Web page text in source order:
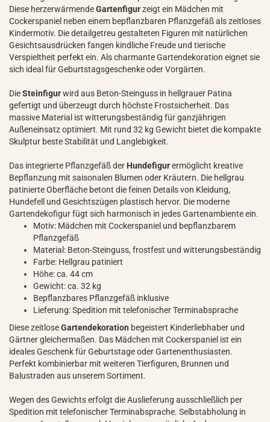
Diese herzerwärmendeGartenfigurzeigt ein Mädchen mit
Cockerspaniel neben einem bepflanzbaren Pflanzgefäß als zeitloses
Kindermotiv. Die detailgetreu gestalteten Figuren mit natürlichen
Gesichtsausdrücken fangen kindliche Freude und tierische
Verspieltheit perfekt ein. Als charmante Gartendekoration eignet sie
sich ideal für Geburtstagsgeschenke oder Vorgärten.
DieSteinfigurwird aus Beton-Steinguss in hellgrauer Patina
gefertigt und überzeugt durch höchste Frostsicherheit. Das
massive Material ist witterungsbeständig für ganzjährigen
Außeneinsatz optimiert. Mit rund 32 kg Gewicht bietet die kompakte
Skulptur beste Stabilität und Langlebigkeit.
Das integrierte Pflanzgefäß der Hundefigurermöglicht kreative
Bepflanzung mit saisonalen Blumen oder Kräutern. Die hellgrau
patinierte Oberfläche betont die feinen Details von Kleidung,
Hundefell und Gesichtszügen plastisch hervor. Die moderne
Gartendekofigur fügt sich harmonisch in jedes Gartenambiente ein.
Motiv: Mädchen mit Cockerspaniel und bepflanzbarem
Pflanzgefäß
Material: Beton-Steinguss, frostfest und witterungsbeständig
Farbe: Hellgrau patiniert
Höhe: ca. 44 cm
Gewicht: ca. 32 kg
Bepflanzbares Pflanzgefäß inklusive
Lieferung: Spedition mit telefonischer Terminabsprache
Diese zeitloseGartendekoration begeistert Kinderliebhaber und
Gärtner gleichermaßen. Das Mädchen mit Cockerspaniel ist ein
ideales Geschenk für Geburtstage oder Gartenenthusiasten.
Perfekt kombinierbar mit weiteren Tierfiguren, Brunnen und
Balustraden aus unserem Sortiment.
Wegen des Gewichts erfolgt die Auslieferung ausschließlich per
Spedition mit telefonischer Terminabsprache. Selbstabholung in